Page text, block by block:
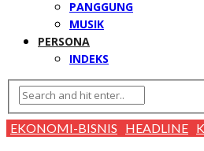
PANGGUNG
MUSIK
PERSONA
INDEKS
EKONOMI-BISNIS HEADLINE